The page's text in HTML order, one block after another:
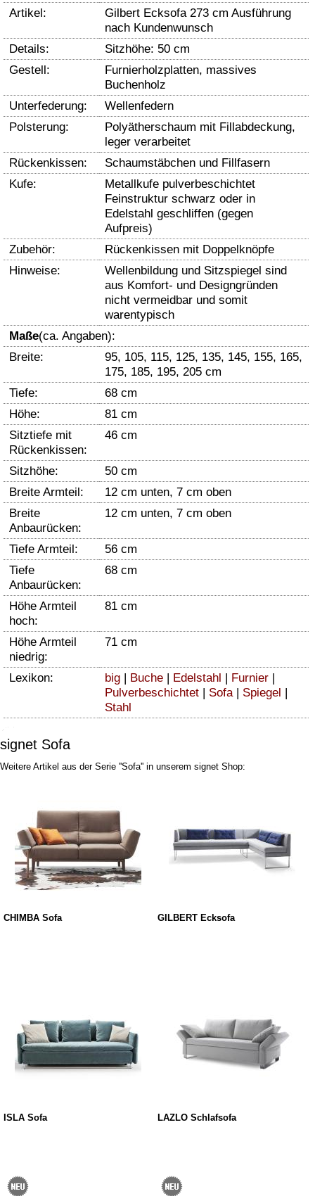
Artikel:
Gilbert Ecksofa 273 cm Ausführung
nach Kundenwunsch
Details:
Sitzhöhe: 50 cm
Gestell:
Furnierholzplatten, massives
Buchenholz
Unterfederung:
Wellenfedern
Polsterung:
Polyätherschaum mit Fillabdeckung,
leger verarbeitet
Rückenkissen:
Schaumstäbchen und Fillfasern
Kufe:
Metallkufe pulverbeschichtet
Feinstruktur schwarz oder in
Edelstahl geschliffen (gegen
Aufpreis)
Zubehör:
Rückenkissen mit Doppelknöpfe
Hinweise:
Wellenbildung und Sitzspiegel sind
aus Komfort- und Designgründen
nicht vermeidbar und somit
warentypisch
Maße(ca. Angaben):
Breite:
95, 105, 115, 125, 135, 145, 155, 165,
175, 185, 195, 205 cm
Tiefe:
68 cm
Höhe:
81 cm
Sitztiefe mit
Rückenkissen:
46 cm
Sitzhöhe:
50 cm
Breite Armteil:
12 cm unten, 7 cm oben
Breite
Anbaurücken:
12 cm unten, 7 cm oben
Tiefe Armteil:
56 cm
Tiefe
Anbaurücken:
68 cm
Höhe Armteil
hoch:
81 cm
Höhe Armteil
niedrig:
71 cm
Lexikon: big Buche Edelstahl Furnier
Pulverbeschichtet
Sofa| Spiegel
Stahl
signet Sofa
Weitere Artikel aus der Serie ''Sofa'' in unserem signet Shop:
CHIMBA Sofa GILBERT Ecksofa
ISLA Sofa LAZLO Schlafsofa